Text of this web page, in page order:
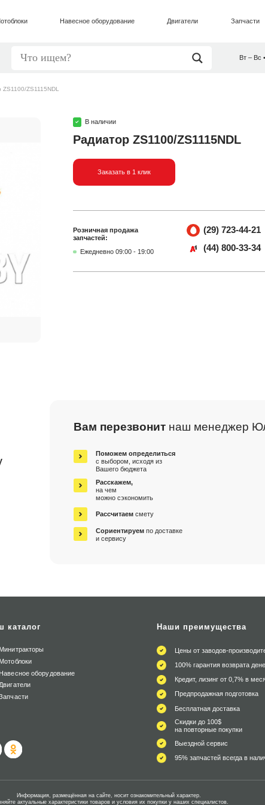
Навесное оборудование Двигатели Запчасти
Вт – Вс
ZS1115NDL
В наличии
Радиатор ZS1100/ZS1115NDL
Заказать в 1 клик
Розничная продажа
запчастей:
Ежедневно 09:00 - 19:00
(29) 723-44-21
(44) 800-33-34
Вам перезвонит наш менеджер
Поможем определиться
с выбором, исходя из
Вашего бюджета
Расскажем,
на чем
можно сэкономить
Рассчитаем смету
Сориентируем по доставке
и сервису
каталог
Минитракторы
Мотоблоки
Навесное оборудование
Двигатели
Наши преимущества
Цены от заводов-
100% гарантия возврата
Кредит, лизинг от 0,7% в
Предпродажная подготовка
Бесплатная доставка
Скидки до 100$
на повторные покупки
Выездной сервис
95% запчастей всегда в
Информация, размещённая на сайте, носит ознакомительный характер.
актуальные характеристики товаров и условия их покупки у наших специалистов.